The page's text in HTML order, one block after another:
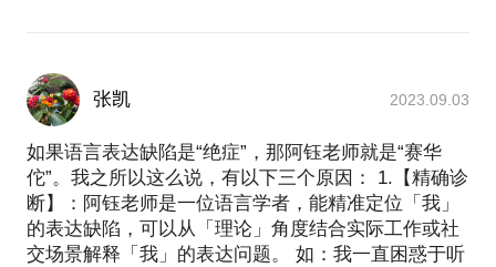
张凯 2023.09.03
如果语言表达缺陷是“绝症”，那阿钰老师就是“赛华
佗”。我之所以这么说，有以下三个原因： 1.【精确诊
断】：阿钰老师是一位语言学者，能精准定位「我」
的表达缺陷，可以从「理论」角度结合实际工作或社
交场景解释「我」的表达问题。 如：我一直困惑于听